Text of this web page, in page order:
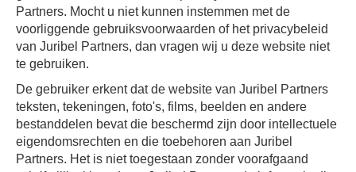
Partners. Mocht u niet kunnen instemmen met de
voorliggende gebruiksvoorwaarden of het privacybeleid
van Juribel Partners, dan vragen wij u deze website niet
te gebruiken.
De gebruiker erkent dat de website van Juribel Partners
teksten, tekeningen, foto's, films, beelden en andere
bestanddelen bevat die beschermd zijn door intellectuele
eigendomsrechten en die toebehoren aan Juribel
Partners. Het is niet toegestaan zonder voorafgaand